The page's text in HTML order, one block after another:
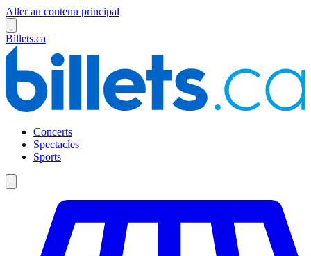
Aller au contenu principal
Billets.ca
Concerts
Spectacles
Sports